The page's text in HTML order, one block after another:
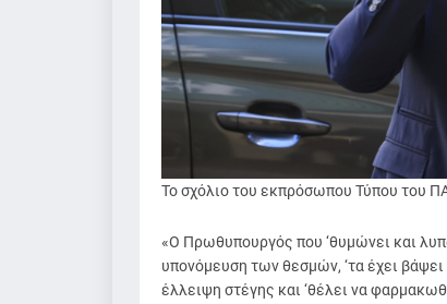
Το σχόλιο του εκπρόσωπου Τύπου του
«Ο Πρωθυπουργός που ‘θυμώνει και
υπονόμευση των θεσμών, ‘τα έχει βάψει
έλλειψη στέγης και ‘θέλει να